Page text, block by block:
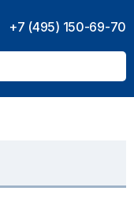
+7 (495) 150-69-70